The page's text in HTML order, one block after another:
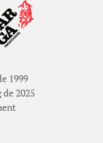
1999
2025